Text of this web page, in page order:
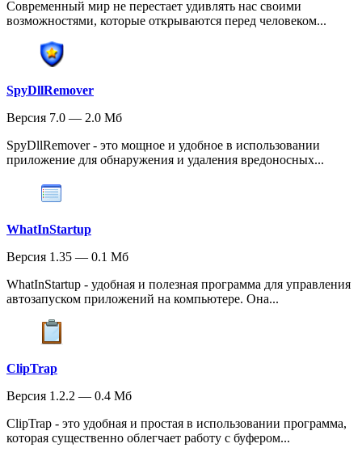
Современный мир не перестает удивлять нас своими
возможностями, которые открываются перед человеком...
SpyDllRemover
Версия 7.0 — 2.0 Мб
SpyDllRemover - это мощное и удобное в использовании
приложение для обнаружения и удаления вредоносных...
WhatInStartup
Версия 1.35 — 0.1 Мб
WhatInStartup - удобная и полезная программа для управления
автозапуском приложений на компьютере. Она...
ClipTrap
Версия 1.2.2 — 0.4 Мб
ClipTrap - это удобная и простая в использовании программа,
которая существенно облегчает работу с буфером...